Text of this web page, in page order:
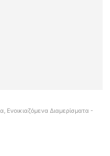
Ενοικιαζόμενα Διαμερίσματα -